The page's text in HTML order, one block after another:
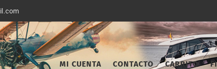
MI CUENTA CONTACTO CARRITO